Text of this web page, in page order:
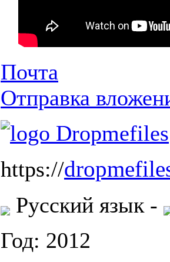
Почта
Отправка
https://
Русский язык -
Год: 2012